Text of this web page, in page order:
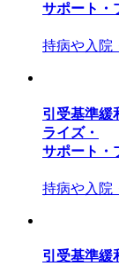
サポート・
持病や入院
引受基準緩
ライズ・
サポート・
持病や入院
引受基準緩